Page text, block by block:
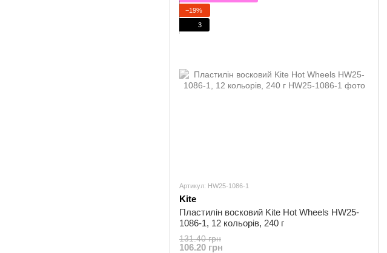
−19%
3
Артикул: HW25-1086-1
Kite
Пластилін восковий Kite Hot Wheels HW25-
1086-1, 12 кольорів, 240 г
131.40 грн
106.20 грн